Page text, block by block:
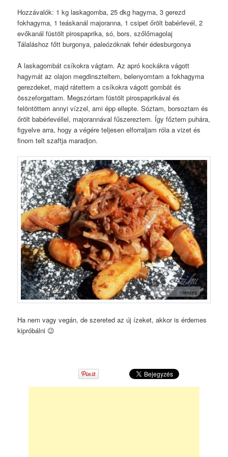
Hozzávalók: 1 kg laskagomba, 25 dkg hagyma, 3 gerezd
fokhagyma, 1 teáskanál majoranna, 1 csipet őrölt babérlevél, 2
evőkanál füstölt pirospaprika, só, bors, szőlőmagolaj
Tálaláshoz főtt burgonya, paleózóknak fehér édesburgonya
A laskagombát csíkokra vágtam. Az apró kockákra vágott
hagymát az olajon megdinszteltem, belenyomtam a fokhagyma
gerezdeket, majd rátettem a csíkokra vágott gombát és
összeforgattam. Megszórtam füstölt pirospaprikával és
felöntöttem annyi vízzel, ami épp ellepte. Sóztam, borsoztam és
őrölt babérlevéllel, majorannával fűszereztem. Így főztem puhára,
figyelve arra, hogy a végére teljesen elforraljam róla a vizet és
finom telt szaftja maradjon.
Ha nem vagy vegán, de szereted az új ízeket, akkor is érdemes
kipróbálni 😉